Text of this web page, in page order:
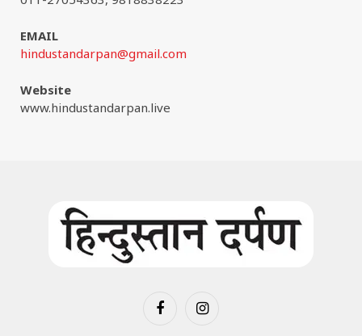
EMAIL
hindustandarpan@gmail.com
Website
www.hindustandarpan.live
FacebookInstagram